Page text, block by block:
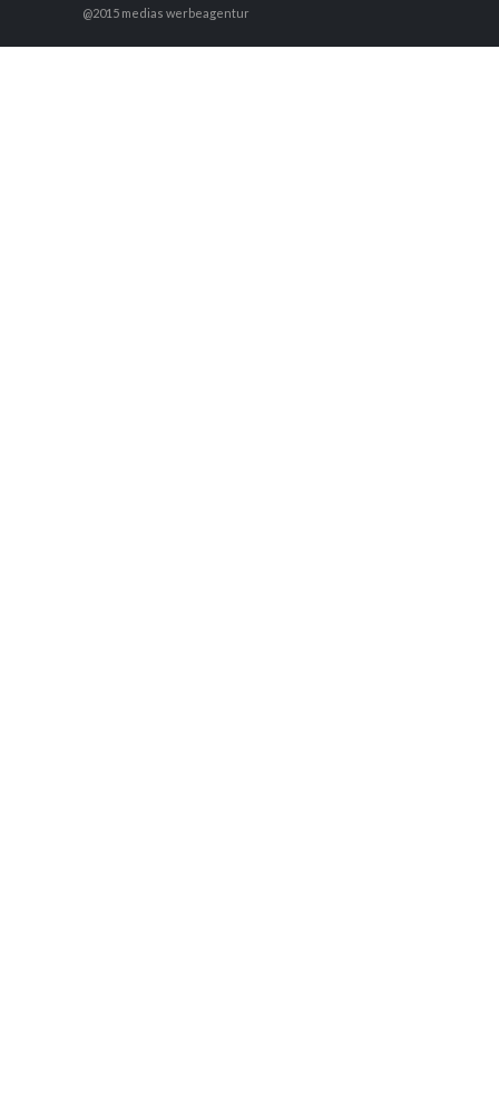
@2015 medias werbeagentur